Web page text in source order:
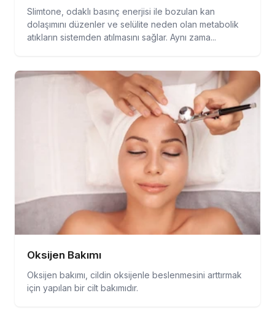
Slimtone, odaklı basınç enerjisi ile bozulan kan
dolaşımını düzenler ve selülite neden olan metabolik
atıkların sistemden atılmasını sağlar. Aynı zama...
Oksijen Bakımı
Oksijen bakımı, cildin oksijenle beslenmesini arttırmak
için yapılan bir cilt bakımıdır.